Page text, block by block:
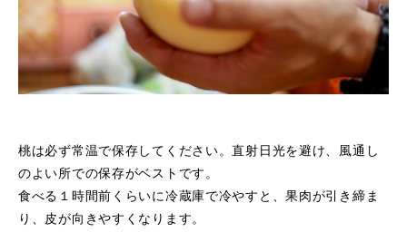
桃は必ず常温で保存してください。直射日光を避け、風通し
のよい所での保存がベストです。
食べる１時間前くらいに冷蔵庫で冷やすと、果肉が引き締ま
り、皮が向きやすくなります。